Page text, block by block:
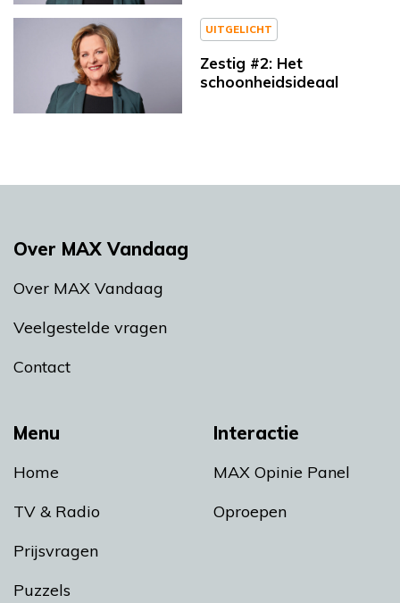
UITGELICHT
Zestig #2: Het
schoonheidsideaal
Menu
Home
TV & Radio
Prijsvragen
Puzzels
Interactie
MAX Opinie Panel
Oproepen
Over MAX Vandaag
Over MAX Vandaag
Veelgestelde vragen
Contact